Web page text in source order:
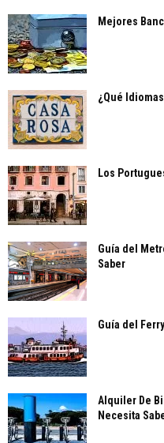
Mejores
¿Qué
Los
Guía del
Saber
Guía del
Alquiler De
Necesita